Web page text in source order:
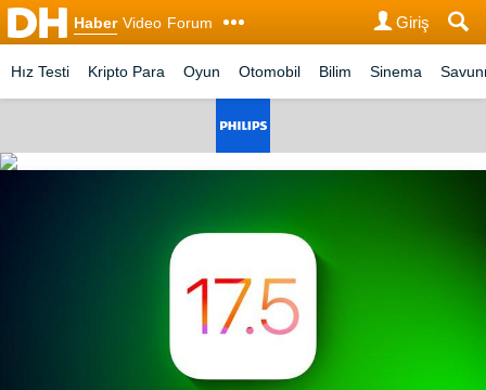
Haber Video Forum Giriş
Hız Testi Kripto Para Oyun Otomobil Bilim Sinema